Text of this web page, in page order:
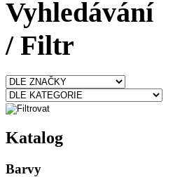
Katalog
Barvy